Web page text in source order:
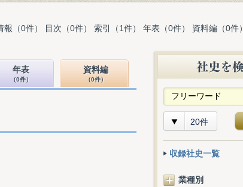
報（0件） 目次（0件） 索引（1件） 年表（0件） 資料編（0件）
年表
（0件）
資料編
（0件）
20件
収録社史一覧
業種別